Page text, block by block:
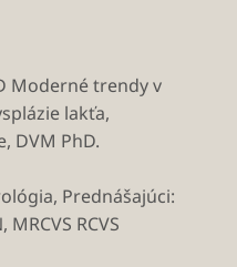
Moderné trendy v
lakťa,
DVM PhD.
Prednášajúci:
RCVS